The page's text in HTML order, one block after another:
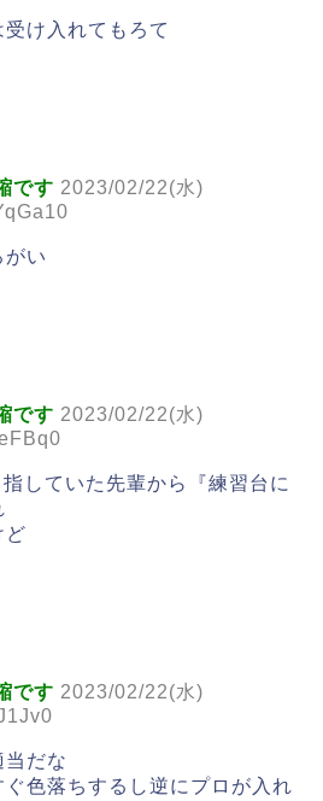
け入れてもろて
です 2023/02/22(水)
がい
です 2023/02/22(水)
していた先輩から『練習台に
ど
です 2023/02/22(水)
だな
色落ちするし逆にプロが入れ